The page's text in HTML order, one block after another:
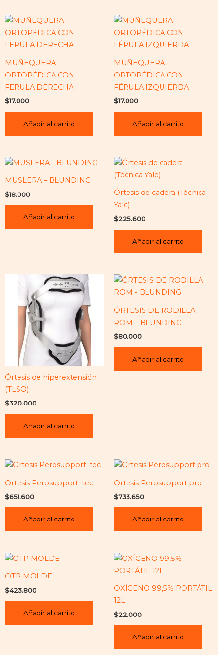
MUÑEQUERA
ORTOPÉDICA CON
FERULA DERECHA
$17.000
Añadir al carrito
MUÑEQUERA
ORTOPÉDICA CON
FÉRULA IZQUIERDA
$17.000
Añadir al carrito
MUSLERA – BLUNDING
$18.000
Añadir al carrito
Órtesis de cadera (Técnica
Yale)
$225.600
Añadir al carrito
Órtesis de hiperextensión
(TLSO)
$320.000
Añadir al carrito
ÓRTESIS DE RODILLA
ROM – BLUNDING
$80.000
Añadir al carrito
Ortesis Perosupport. tec
$651.600
Añadir al carrito
Ortesis Perosupport.pro
$733.650
Añadir al carrito
OTP MOLDE
$423.800
Añadir al carrito
OXÍGENO 99,5% PORTÁTIL
12L
$22.000
Añadir al carrito